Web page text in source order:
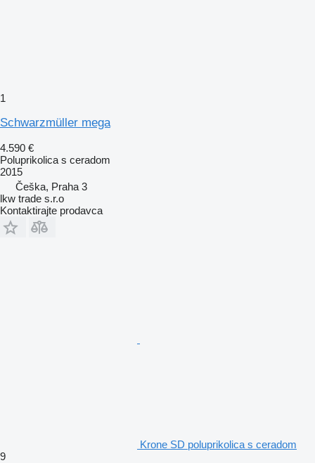
1
Schwarzmüller mega
4.590 €
Poluprikolica s ceradom
2015
Češka, Praha 3
lkw trade s.r.o
Kontaktirajte prodavca
Krone SD poluprikolica s ceradom
9